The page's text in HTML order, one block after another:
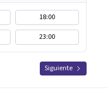
18:00
23:00
Siguiente